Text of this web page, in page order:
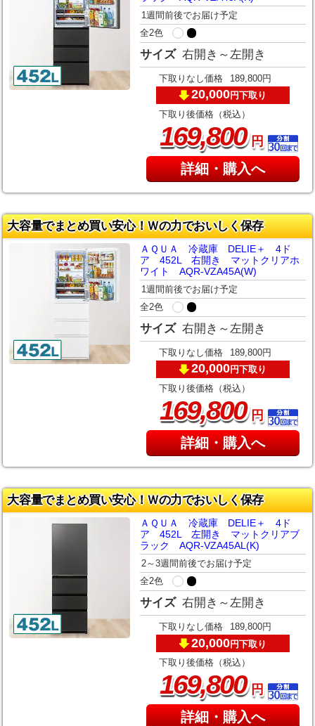
1週間前後でお届け予定
全2色
サイズ 右開き～左開き
下取りなし価格 189,800円
20,000円下取り
下取り後価格（税込）
169,800円
詳細・購入へ
大容量でまとめ買い安心！Ｗの力でおいしく保存
ＡＱＵＡ 冷蔵庫 DELIE＋ 4ド
ア 452L 右開き マットクリアホ
ワイト AQR-VZA45A(W)
1週間前後でお届け予定
全2色
サイズ 右開き～左開き
下取りなし価格 189,800円
20,000円下取り
下取り後価格（税込）
169,800円
詳細・購入へ
大容量でまとめ買い安心！Ｗの力でおいしく保存
ＡＱＵＡ 冷蔵庫 DELIE＋ 4ド
ア 452L 左開き マットクリアブ
ラック AQR-VZA45AL(K)
2～3週間前後でお届け予定
全2色
サイズ 右開き～左開き
下取りなし価格 189,800円
20,000円下取り
下取り後価格（税込）
169,800円
詳細・購入へ